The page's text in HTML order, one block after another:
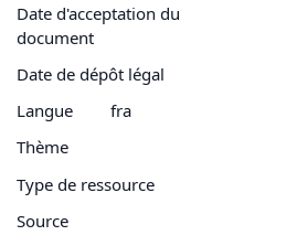
Date d'acceptation du
document
Date de dépôt légal
Langue
fra
Thème
Type de ressource
Source